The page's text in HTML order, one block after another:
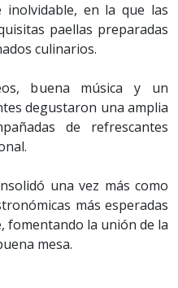
en la que las
paellas preparadas
culinarios.
buena música y un
degustaron una amplia
de refrescantes
una vez más como
más esperadas
fomentando la unión de la
mesa.